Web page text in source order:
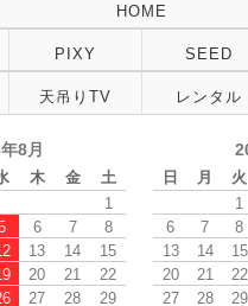
HOME
PIXY SEED
天吊りTV レンタル
8月
木 金
土
1
6 7
8
13 14
15
20 21
22
27 28
29
日 月 火
1
6
7 8
13
14 15
20
21 22
27
28 29